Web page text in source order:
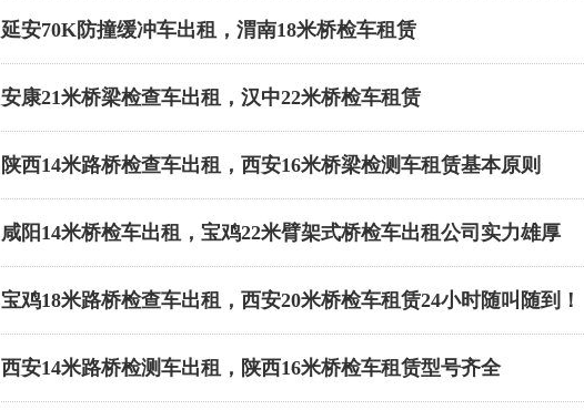
延安70K防撞缓冲车出租，渭南18米桥检车租赁
安康21米桥梁检查车出租，汉中22米桥检车租赁
陕西14米路桥检查车出租，西安16米桥梁检测车租赁基本原则
咸阳14米桥检车出租，宝鸡22米臂架式桥检车出租公司实力雄厚
宝鸡18米路桥检查车出租，西安20米桥检车租赁24小时随叫随到！
西安14米路桥检测车出租，陕西16米桥检车租赁型号齐全